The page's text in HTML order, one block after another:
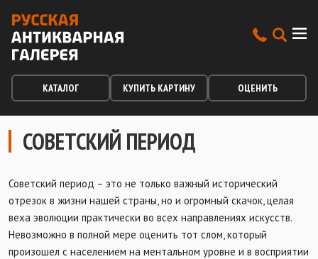
КАТАЛОГ КУПИТЬ КАРТИНУ ОЦЕНИТЬ
СОВЕТСКИЙ ПЕРИОД
Советский период – это не только важный исторический
отрезок в жизни нашей страны, но и огромный скачок, целая
веха эволюции практически во всех направлениях искусств.
Невозможно в полной мере оценить тот слом, который
произошел с населением на ментальном уровне и в восприятии